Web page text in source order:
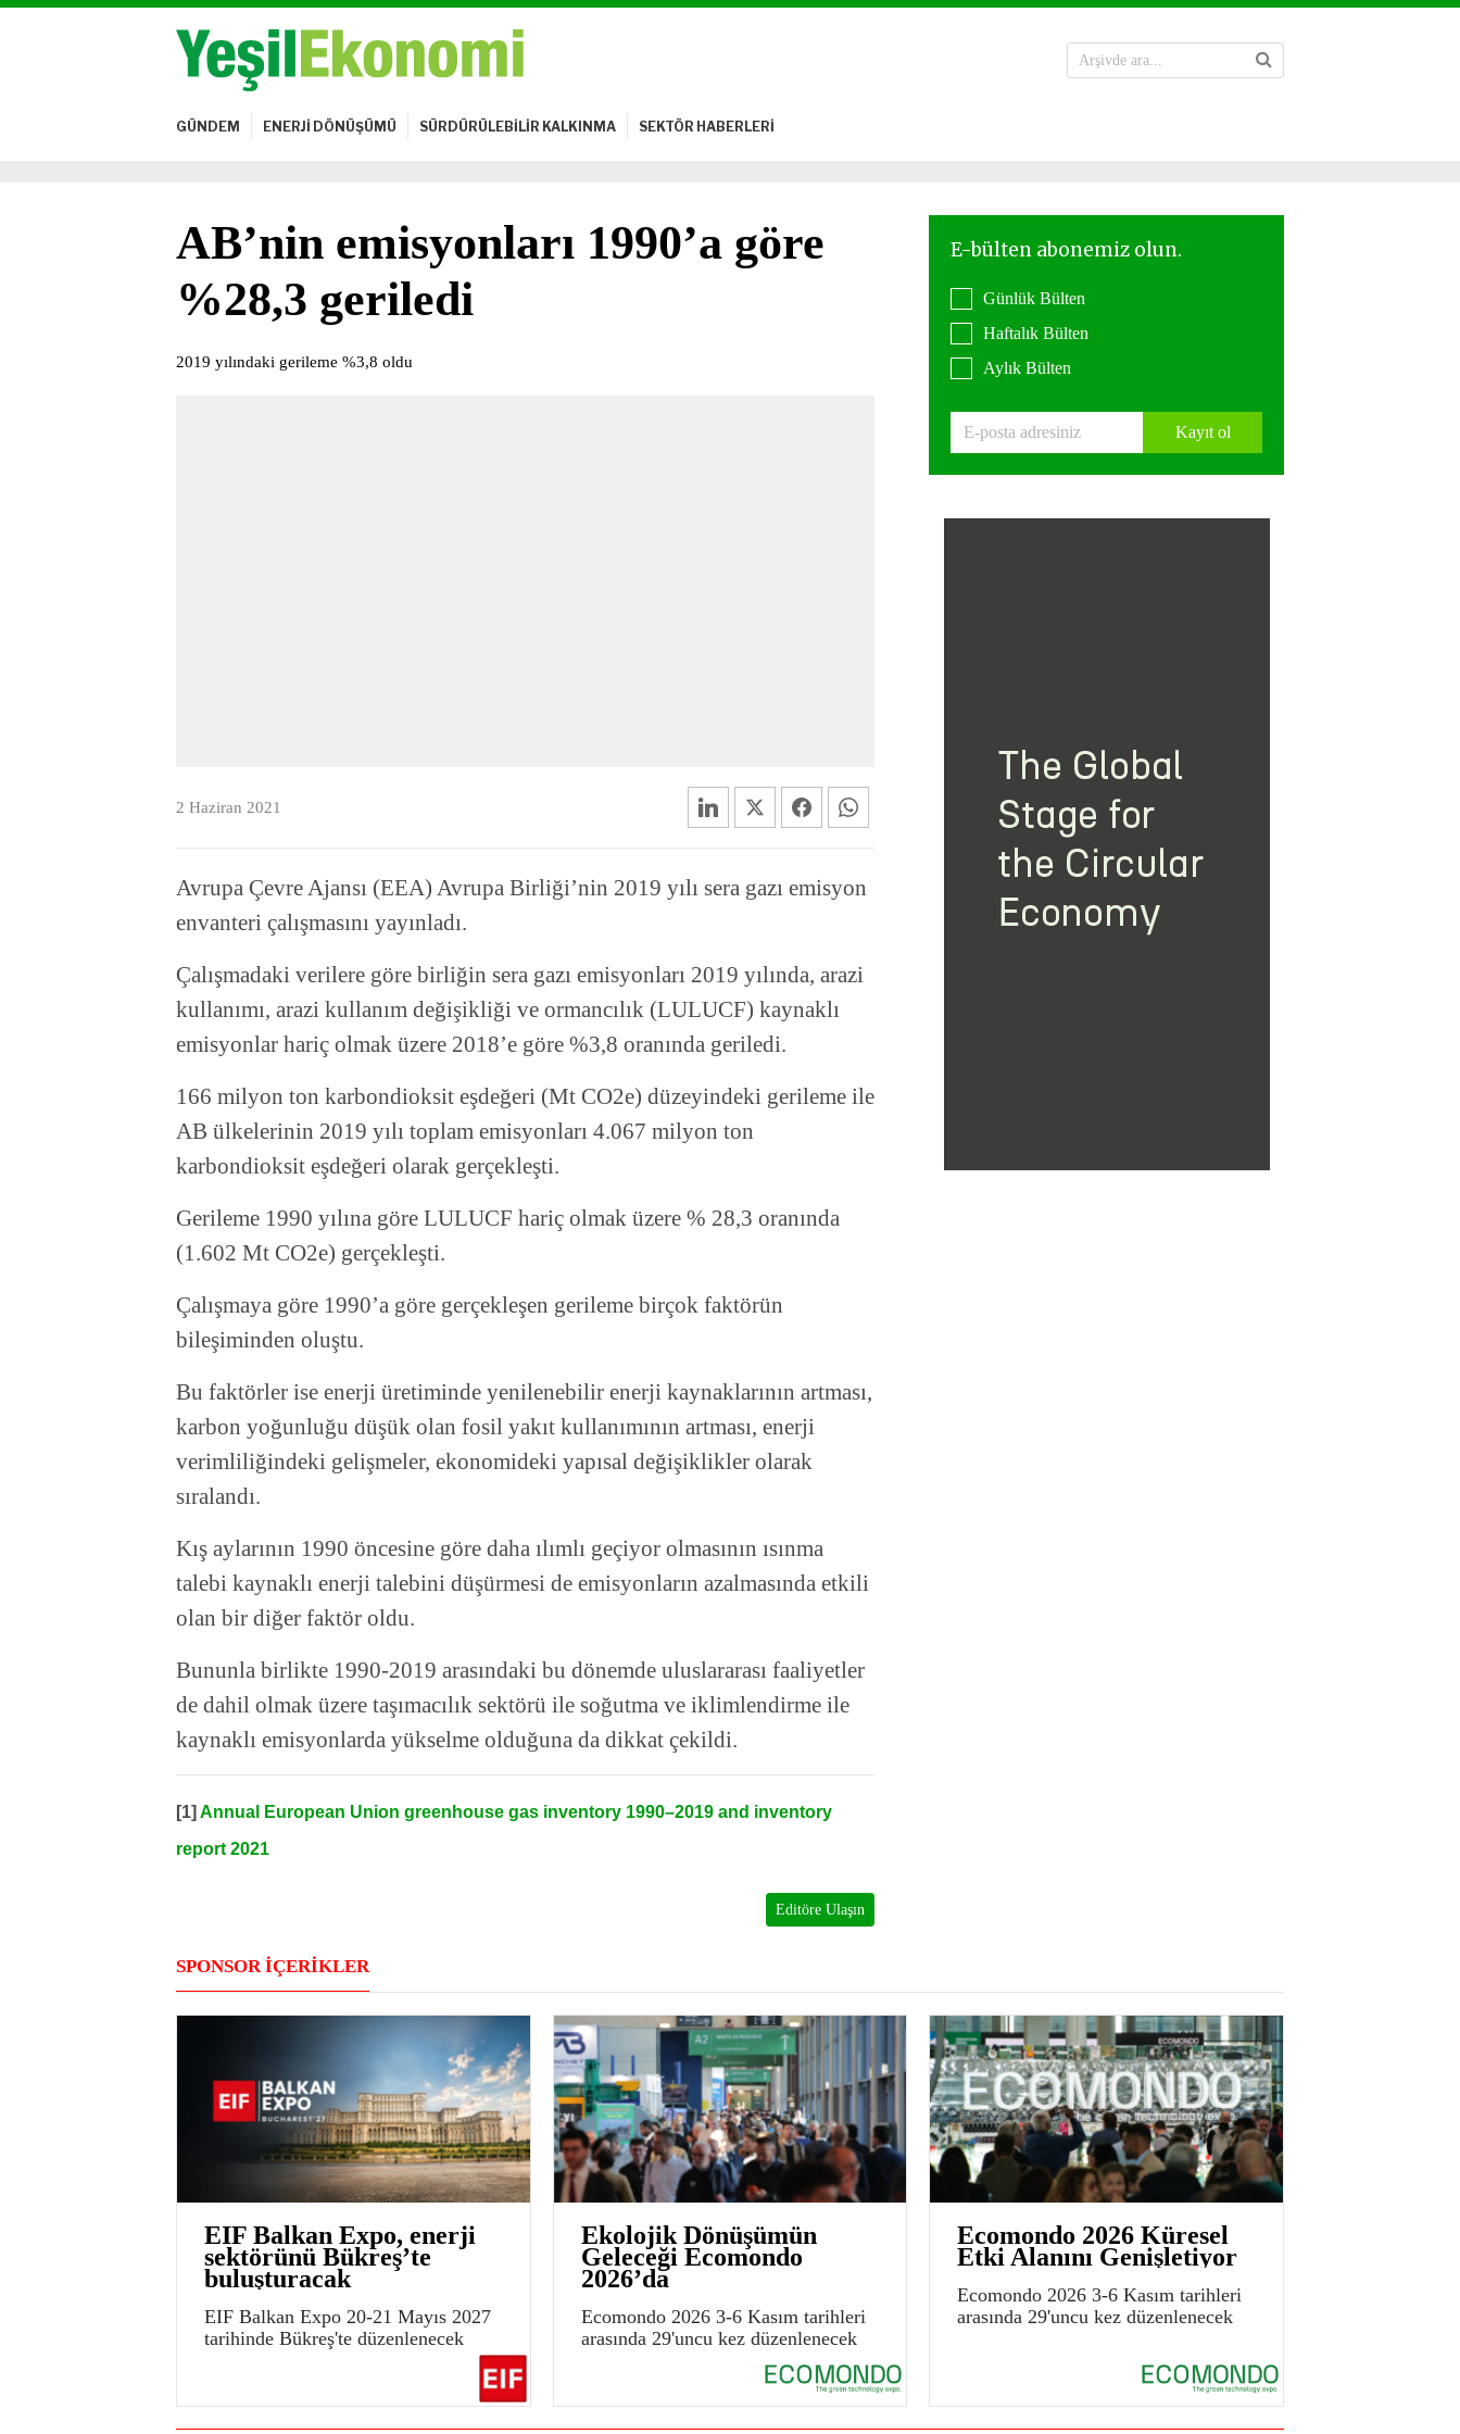
GÜNDEM ENERJİ DÖNÜŞÜMÜ SÜRDÜRÜLEBİLİR KALKINMA SEKTÖR HABERLERİ
AB’nin emisyonları 1990’a göre
%28,3 geriledi
2019 yılındaki gerileme %3,8 oldu
2 Haziran 2021
Avrupa Çevre Ajansı (EEA) Avrupa Birliği’nin 2019 yılı sera gazı emisyon
envanteri çalışmasını yayınladı.
Çalışmadaki verilere göre birliğin sera gazı emisyonları 2019 yılında, arazi
kullanımı, arazi kullanım değişikliği ve ormancılık (LULUCF) kaynaklı
emisyonlar hariç olmak üzere 2018’e göre %3,8 oranında geriledi.
166 milyon ton karbondioksit eşdeğeri (Mt CO2e) düzeyindeki gerileme ile
AB ülkelerinin 2019 yılı toplam emisyonları 4.067 milyon ton
karbondioksit eşdeğeri olarak gerçekleşti.
Gerileme 1990 yılına göre LULUCF hariç olmak üzere % 28,3 oranında
(1.602 Mt CO2e) gerçekleşti.
Çalışmaya göre 1990’a göre gerçekleşen gerileme birçok faktörün
bileşiminden oluştu.
Bu faktörler ise enerji üretiminde yenilenebilir enerji kaynaklarının artması,
karbon yoğunluğu düşük olan fosil yakıt kullanımının artması, enerji
verimliliğindeki gelişmeler, ekonomideki yapısal değişiklikler olarak
sıralandı.
Kış aylarının 1990 öncesine göre daha ılımlı geçiyor olmasının ısınma
talebi kaynaklı enerji talebini düşürmesi de emisyonların azalmasında etkili
olan bir diğer faktör oldu.
Bununla birlikte 1990-2019 arasındaki bu dönemde uluslararası faaliyetler
de dahil olmak üzere taşımacılık sektörü ile soğutma ve iklimlendirme ile
kaynaklı emisyonlarda yükselme olduğuna da dikkat çekildi.
[1] Annual European Union greenhouse gas inventory 1990–2019 and inventory
report 2021
Editöre Ulaşın
Günlük Bülten
Haftalık Bülten
Aylık Bülten
Kayıt ol
SPONSOR İÇERİKLER
EIF Balkan Expo, enerji
sektörünü Bükreş’te
buluşturacak
EIF Balkan Expo 20-21 Mayıs 2027
tarihinde Bükreş'te düzenlenecek
Ekolojik Dönüşümün
Geleceği Ecomondo
2026’da
Ecomondo 2026 3-6 Kasım tarihleri
arasında 29'uncu kez düzenlenecek
Ecomondo 2026 Küresel
Etki Alanını Genişletiyor
Ecomondo 2026 3-6 Kasım tarihleri
arasında 29'uncu kez düzenlenecek